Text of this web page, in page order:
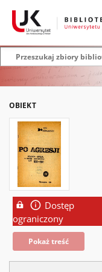
OBIEKT
Dostęp
ograniczony
Pokaż treść